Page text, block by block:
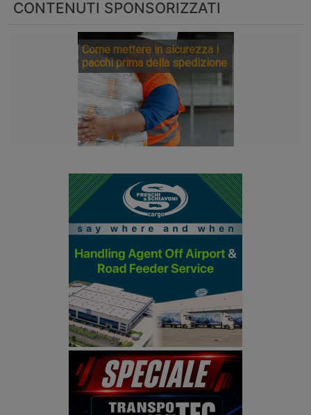
CONTENUTI SPONSORIZZATI
Come mettere in sicurezza i
pacchi prima della spedizione